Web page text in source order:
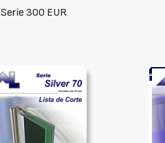
Serie 300 EUR